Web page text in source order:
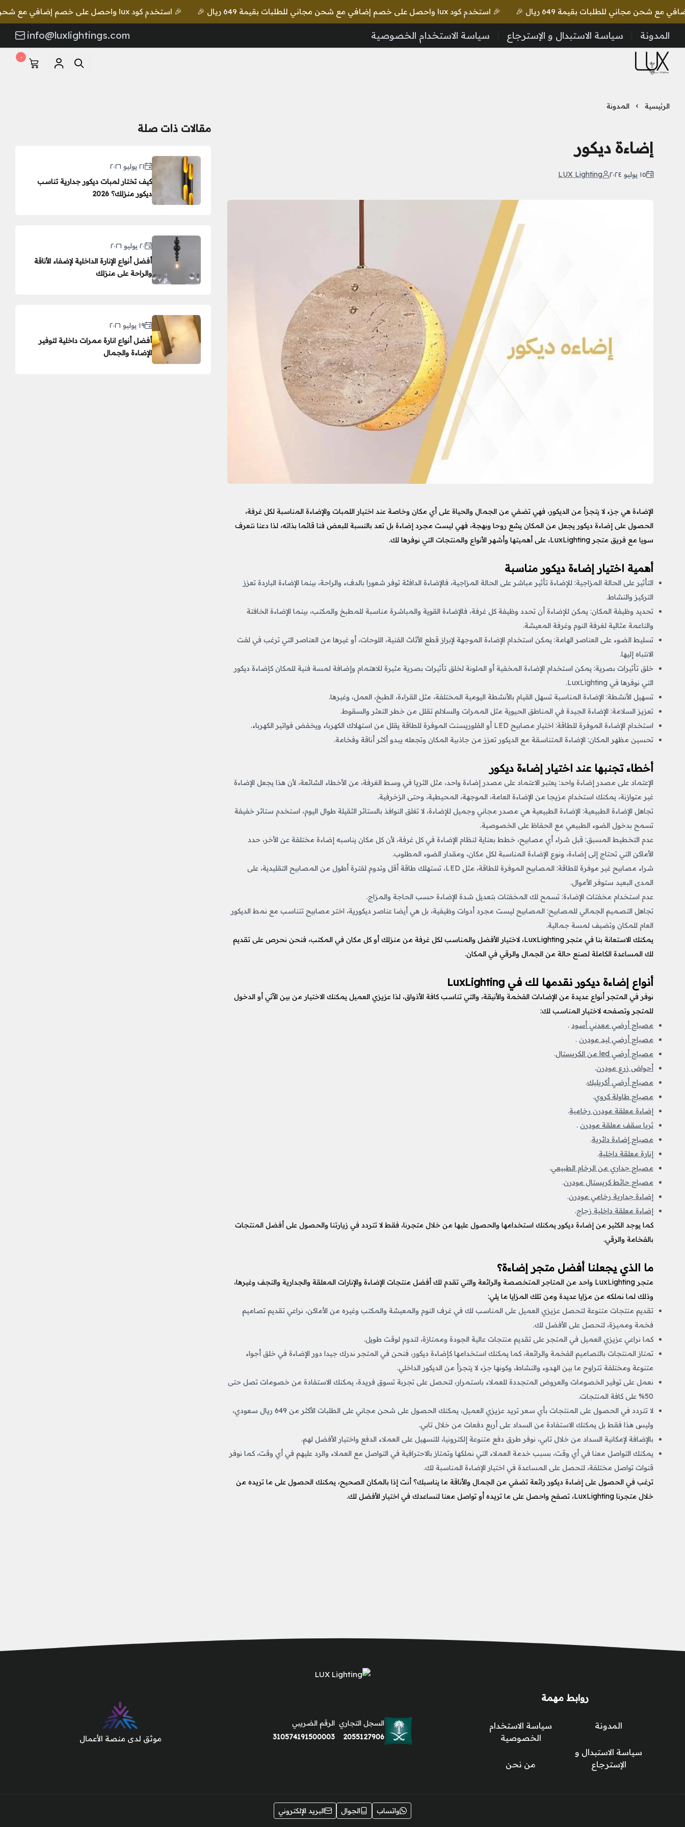
🎉 استخدم كود lux واحصل على خصم إضافي مع شحن مجاني للطلبات بقيمة 649 ريال 🎉 🎉 استخدم كود lux واحصل على خصم إضافي مع شحن مجاني للطلبات بقيمة 649 ريال 🎉
المدونة سياسة الاستبدال و الإسترجاع سياسة الاستخدام الخصوصية info@luxlightings.com
LUX Lighting
٠
الرئيسية المدونة
إضاءة ديكور
١٥ يوليو ٢٠٢٤ LUX Lighting
الإضاءة هي جزء لا يتجزأ من الديكور، فهي تضفي من الجمال والحياة على أي مكان وخاصة عند اختيار اللمبات والإضاءة المناسبة لكل غرفة،
الحصول على إضاءة ديكور يجعل من المكان يشع روحا وبهجة، فهي ليست مجرد إضاءة بل تعد بالنسبة للبعض فنا قائما بذاته، لذا دعنا نتعرف
سويا مع فريق متجر LuxLighting، على أهميتها وأشهر الأنواع والمنتجات التي نوفرها لك.
أهمية اختيار إضاءة ديكور مناسبة
التأثير على الحالة المزاجية: للإضاءة تأثير مباشر على الحالة المزاجية، فالإضاءة الدافئة توفر شعورا بالدفء والراحة، بينما الإضاءة الباردة تعزز
التركيز والنشاط.
تحديد وظيفة المكان: يمكن للإضاءة أن تحدد وظيفة كل غرفة، فالإضاءة القوية والمباشرة مناسبة للمطبخ والمكتب، بينما الإضاءة الخافتة
والناعمة مثالية لغرفة النوم وغرفة المعيشة.
تسليط الضوء على العناصر الهامة: يمكن استخدام الإضاءة الموجهة لإبراز قطع الأثاث الفنية، اللوحات، أو غيرها من العناصر التي ترغب في لفت
الانتباه إليها.
خلق تأثيرات بصرية: يمكن استخدام الإضاءة المخفية أو الملونة لخلق تأثيرات بصرية مثيرة للاهتمام وإضافة لمسة فنية للمكان كإضاءة ديكور
التي نوفرها في LuxLighting.
تسهيل الأنشطة: الإضاءة المناسبة تسهل القيام بالأنشطة اليومية المختلفة، مثل القراءة، الطبخ، العمل، وغيرها.
تعزيز السلامة: الإضاءة الجيدة في المناطق الحيوية مثل الممرات والسلالم تقلل من خطر التعثر والسقوط.
استخدام الإضاءة الموفرة للطاقة: اختيار مصابيح LED أو الفلوريسنت الموفرة للطاقة يقلل من استهلاك الكهرباء ويخفض فواتير الكهرباء.
تحسين مظهر المكان: الإضاءة المتناسقة مع الديكور تعزز من جاذبية المكان وتجعله يبدو أكثر أناقة وفخامة.
أخطاء تجنبها عند اختيار إضاءة ديكور
الإعتماد على مصدر إضاءة واحد: يعتبر الاعتماد على مصدر إضاءة واحد، مثل الثريا في وسط الغرفة، من الأخطاء الشائعة، لأن هذا يجعل الإضاءة
غير متوازنة، يمكنك استخدام مزيجا من الإضاءة العامة، الموجهة، المحيطية، وحتى الزخرفية.
تجاهل الإضاءة الطبيعية: الإضاءة الطبيعية هي مصدر مجاني وجميل للإضاءة، لا تغلق النوافذ بالستائر الثقيلة طوال اليوم، استخدم ستائر خفيفة
تسمح بدخول الضوء الطبيعي مع الحفاظ على الخصوصية.
عدم التخطيط المسبق: قبل شراء أي مصابيح، خطط بعناية لنظام الإضاءة في كل غرفة، لأن كل مكان يناسبه إضاءة مختلفة عن الأخر، حدد
الأماكن التي تحتاج إلى إضاءة، ونوع الإضاءة المناسبة لكل مكان، ومقدار الضوء المطلوب.
شراء مصابيح غير موفرة للطاقة: المصابيح الموفرة للطاقة، مثل LED، تستهلك طاقة أقل وتدوم لفترة أطول من المصابيح التقليدية، على
المدى البعيد ستوفر الأموال.
عدم استخدام مخفتات الإضاءة: تسمح لك المخفتات بتعديل شدة الإضاءة حسب الحاجة والمزاج.
تجاهل التصميم الجمالي للمصابيح: المصابيح ليست مجرد أدوات وظيفية، بل هي أيضا عناصر ديكورية، اختر مصابيح تتناسب مع نمط الديكور
العام للمكان وتضيف لمسة جمالية.
يمكنك الاستعانة بنا في متجر LuxLighting، لاختيار الأفضل والمناسب لكل غرفة من منزلك أو كل مكان في المكتب، فنحن نحرص على تقديم
لك المساعدة الكاملة لصنع حالة من الجمال والرقي في المكان.
أنواع إضاءة ديكور نقدمها لك في LuxLighting
نوفر في المتجر أنواع عديدة من الإضاءات الفخمة والأنيقة، والتي تناسب كافة الأذواق، لذا عزيزي العميل يمكنك الاختيار من بين الآتي أو الدخول
للمتجر وتصفحه لاختيار المناسب لك:
مصباح أرضي معدني أسود .
مصباح أرضي ليد مودرن .
مصباح أرضي led من الكريستال
.
أحواض زرع مودرن.
مصباح أرضي أكريليك.
مصباح طاولة كروي.
إضاءة معلقة مودرن رخامية.
ثريا سقف معلقة مودرن .
مصباح إضاءة دائرية.
إنارة معلقة داخلية.
مصباح جداري من الرخام الطبيعي.
مصباح حائط كريستال مودرن.
إضاءة جدارية رخامي مودرن.
إضاءة معلقة داخلية زجاج.
كما يوجد الكثير من إضاءة ديكور يمكنك استخدامها والحصول عليها من خلال متجرنا، فقط لا تتردد في زيارتنا والحصول على أفضل المنتجات
بالفخامة والرقي.
ما الذي يجعلنا أفضل متجر إضاءة؟
متجر LuxLighting واحد من المتاجر المتخصصة والرائعة والتي تقدم لك أفضل منتجات الإضاءة والإنارات المعلقة والجدارية والنجف وغيرها،
وذلك لما نملكه من مزايا عديدة ومن تلك المزايا ما يلي:
تقديم منتجات متنوعة لتحصل عزيزي العميل على المناسب لك في غرف النوم والمعيشة والمكتب وغيره من الأماكن، نراعي تقديم تصاميم
فخمة ومميزة، لتحصل على الأفضل لك.
كما نراعي عزيزي العميل في المتجر على تقديم منتجات عالية الجودة وممتازة، لتدوم لوقت طويل.
تمتاز المنتجات بالتصاميم الفخمة والرائعة، كما يمكنك استخدامها كإضاءة ديكور، فنحن في المتجر ندرك جيدا دور الإضاءة في خلق أجواء
متنوعة ومختلفة تتراوح ما بين الهدوء والنشاط، وكونها جزء لا يتجزأ من الديكور الداخلي.
نعمل على توفير الخصومات والعروض المتجددة للعملاء باستمرار، لتحصل على تجربة تسوق فريدة، يمكنك الاستفادة من خصومات تصل حتى
50% على كافة المنتجات.
لا تتردد في الحصول على المنتجات بأي سعر تريد عزيزي العميل، يمكنك الحصول على شحن مجاني على الطلبات الأكثر من 649 ريال سعودي،
وليس هذا فقط بل يمكنك الاستفادة من السداد على أربع دفعات من خلال تابي.
بالإضافة لإمكانية السداد من خلال تابي، نوفر طرق دفع متنوعة إلكترونيا، للتسهيل على العملاء الدفع واختيار الأفضل لهم.
يمكنك التواصل معنا في أي وقت، بسبب خدمة العملاء التي نملكها وتمتاز بالاحترافية في التواصل مع العملاء والرد عليهم في أي وقت، كما نوفر
قنوات تواصل مختلفة، لتحصل على المساعدة في اختيار الإضاءة المناسبة لك.
ترغب في الحصول على إضاءة ديكور رائعة تضفي من الجمال والأناقة ما يناسبك؟ أنت إذا بالمكان الصحيح، يمكنك الحصول على ما تريده من
خلال متجرنا LuxLighting، تصفح واحصل على ما تريده أو تواصل معنا لنساعدك في اختيار الأفضل لك.
مقالات ذات صلة
٢١ يوليو ٢٠٢٦
كيف تختار لمبات ديكور جدارية تناسب
ديكور منزلك؟ 2026
٢٠ يوليو ٢٠٢٦
أفضل أنواع الإنارة الداخلية لإضفاء الأناقة
والراحة على منزلك
١٩ يوليو ٢٠٢٦
أفضل أنواع انارة ممرات داخلية لتوفير
الإضاءة والجمال
روابط مهمة
المدونة
سياسة الاستبدال و
الإسترجاع
سياسة الاستخدام
الخصوصية
من نحن
السجل التجاري
2055127906
الرقم الضريبي
310574191500003
موثق لدى منصة الأعمال
واتساب الجوال البريد الإلكتروني